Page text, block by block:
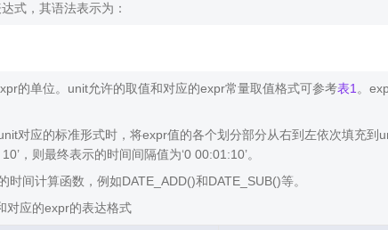
式，其语法表示为：
的单位。unit允许的取值和对应的expr常量取值格式可参考表1 。
对应的标准形式时，将expr值的各个划分部分从右到左依次填充到
，则最终表示的时间间隔值为‘0 00:01:10’。
间计算函数，例如DATE_ADD()和DATE_SUB()等。
对应的expr的表达格式